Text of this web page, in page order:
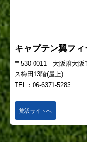
キャプテン翼フィ
〒530-0011 大阪府大阪
ス梅田13階(屋上)
TEL：06-6371-5283
施設サイトへ